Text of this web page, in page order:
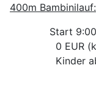
400m Bambinilauf:
Start 9:00
0 EUR
Kinder